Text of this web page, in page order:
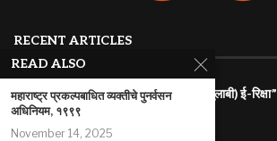
RECENT ARTICLES
राज्यातील गरजू महिलांना रोजगारासाठी “पिंक (गुलाबी) ई-रिक्षा”
July 31, 2026
READ ALSO
महाराष्ट्र प्रकल्पबाधित व्यक्तीचे पुनर्वसन
अधिनियम, १९९९
November 14, 2025